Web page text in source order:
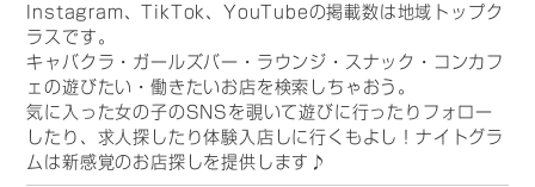
Instagram、TikTok、YouTubeの掲載数は地域トップク
ラスです。
キャバクラ・ガールズバー・ラウンジ・スナック・コンカフ
ェの遊びたい・働きたいお店を検索しちゃおう。
気に入った女の子のSNSを覗いて遊びに行ったりフォロー
したり、求人探したり体験入店しに行くもよし！ナイトグラ
ムは新感覚のお店探しを提供します♪